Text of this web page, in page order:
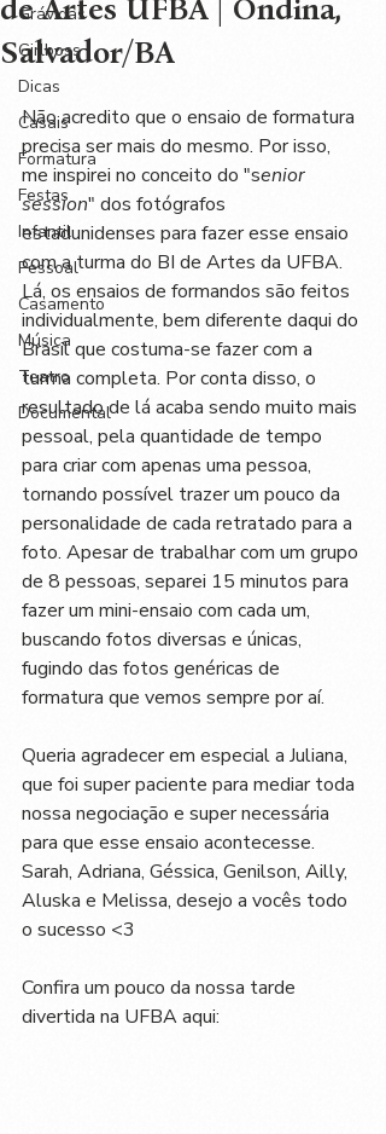
Grávidas
Girlboss
Dicas
Casais
Formatura
Festas
Infantil
Pessoal
Casamento
Música
Teatro
Documental
de Artes UFBA | Ondina,
Salvador/BA
Não acredito que o ensaio de formatura
precisa ser mais do mesmo. Por isso,
me inspirei no conceito do "senior
session" dos fotógrafos
estadunidenses para fazer esse ensaio
com a turma do BI de Artes da UFBA.
Lá, os ensaios de formandos são feitos
individualmente, bem diferente daqui do
Brasil que costuma-se fazer com a
turma completa. Por conta disso, o
resultado de lá acaba sendo muito mais
pessoal, pela quantidade de tempo
para criar com apenas uma pessoa,
tornando possível trazer um pouco da
personalidade de cada retratado para a
foto. Apesar de trabalhar com um grupo
de 8 pessoas, separei 15 minutos para
fazer um mini-ensaio com cada um,
buscando fotos diversas e únicas,
fugindo das fotos genéricas de
formatura que vemos sempre por aí.
Queria agradecer em especial a Juliana,
que foi super paciente para mediar toda
nossa negociação e super necessária
para que esse ensaio acontecesse.
Sarah, Adriana, Géssica, Genilson, Ailly,
Aluska e Melissa, desejo a vocês todo
o sucesso <3
Confira um pouco da nossa tarde
divertida na UFBA aqui: